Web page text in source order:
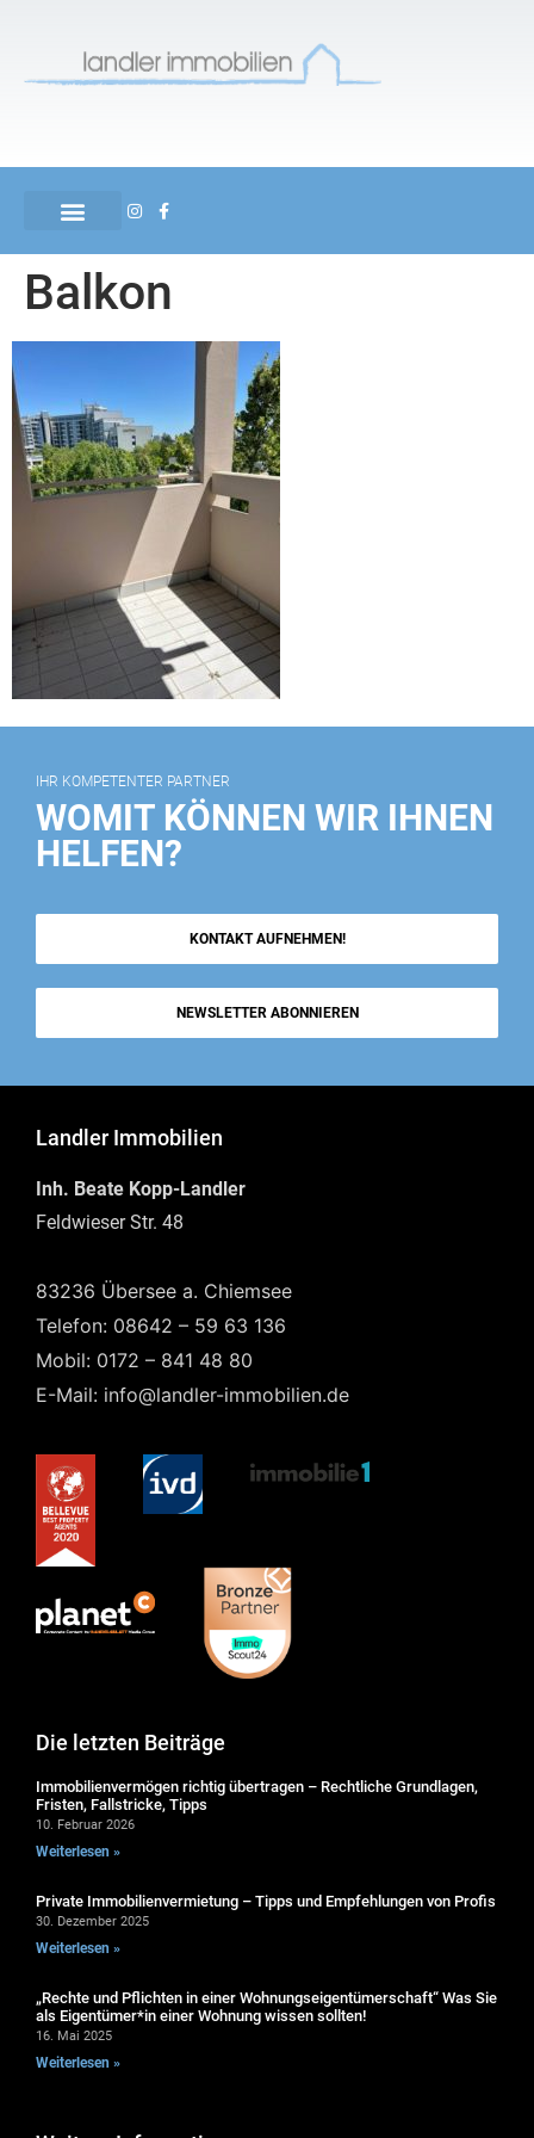
Balkon
IHR KOMPETENTER PARTNER
WOMIT KÖNNEN WIR IHNEN
HELFEN?
KONTAKT AUFNEHMEN!
NEWSLETTER ABONNIEREN
Landler Immobilien
Inh. Beate Kopp-Landler
Feldwieser Str. 48
83236 Übersee a. Chiemsee
Telefon: 08642 – 59 63 136
Mobil: 0172 – 841 48 80
E-Mail: info@landler-immobilien.de
Die letzten Beiträge
Immobilienvermögen richtig übertragen – Rechtliche Grundlagen,
Fristen, Fallstricke, Tipps
10. Februar 2026
Weiterlesen »
Private Immobilienvermietung – Tipps und Empfehlungen von Profis
30. Dezember 2025
Weiterlesen »
„Rechte und Pflichten in einer Wohnungseigentümerschaft“ Was Sie
als Eigentümer*in einer Wohnung wissen sollten!
16. Mai 2025
Weiterlesen »